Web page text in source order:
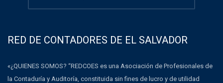
RED DE CONTADORES DE EL SALVADOR
«¿QUIENES SOMOS? “REDCOES es una Asociación de Profesionales de
la Contaduría y Auditoría, constituida sin fines de lucro y de utilidad